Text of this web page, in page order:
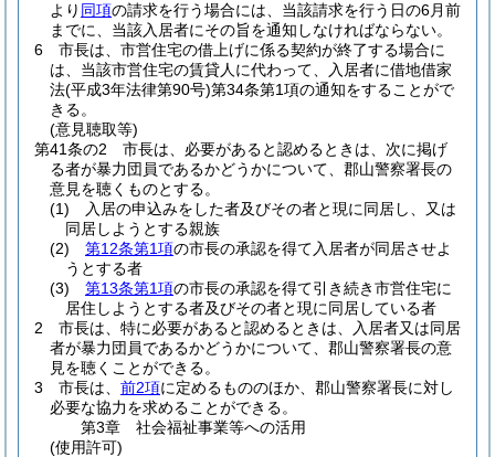
より 同項の請求を行う場合には、当該請求を行う日の6月前
までに、当該入居者にその旨を通知しなければならない。
6
市長は、市営住宅の借上げに係る契約が終了する場合に
は、当該市営住宅の賃貸人に代わって、入居者に借地借家
法(平成3年法律第90号)第34条第1項の通知をすることがで
きる。
(意見聴取等)
第41条の2
市長は、必要があると認めるときは、次に掲げ
る者が暴力団員であるかどうかについて、郡山警察署長の
意見を聴くものとする。
(1)
入居の申込みをした者及びその者と現に同居し、又は
同居しようとする親族
(2)
第12条第1項の市長の承認を得て入居者が同居させよ
うとする者
(3)
第13条第1項の市長の承認を得て引き続き市営住宅に
居住しようとする者及びその者と現に同居している者
2
市長は、特に必要があると認めるときは、入居者又は同居
者が暴力団員であるかどうかについて、郡山警察署長の意
見を聴くことができる。
3
市長は、 前2項に定めるもののほか、郡山警察署長に対し
必要な協力を求めることができる。
第3章
社会福祉事業等への活用
(使用許可)